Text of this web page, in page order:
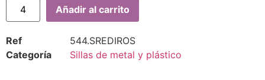
Añadir al carrito
Ref
544.SREDIROS
Categoría
Sillas de metal y plástico